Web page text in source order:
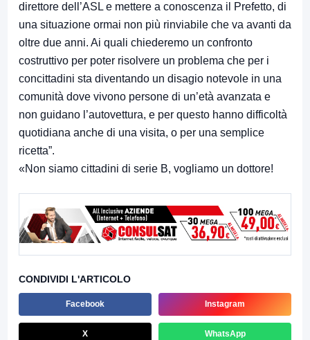
direttore dell’ASL e mettere a conoscenza il Prefetto, di
una situazione ormai non più rinviabile che va avanti da
oltre due anni. Ai quali chiederemo un confronto
costruttivo per poter risolvere un problema che per i
concittadini sta diventando un disagio notevole in una
comunità dove vivono persone di un’età avanzata e
non guidano l’autovettura, e per questo hanno difficoltà
quotidiana anche di una visita, o per una semplice
ricetta”.
«Non siamo cittadini di serie B, vogliamo un dottore!
CONDIVIDI L'ARTICOLO
Facebook Instagram
X WhatsApp